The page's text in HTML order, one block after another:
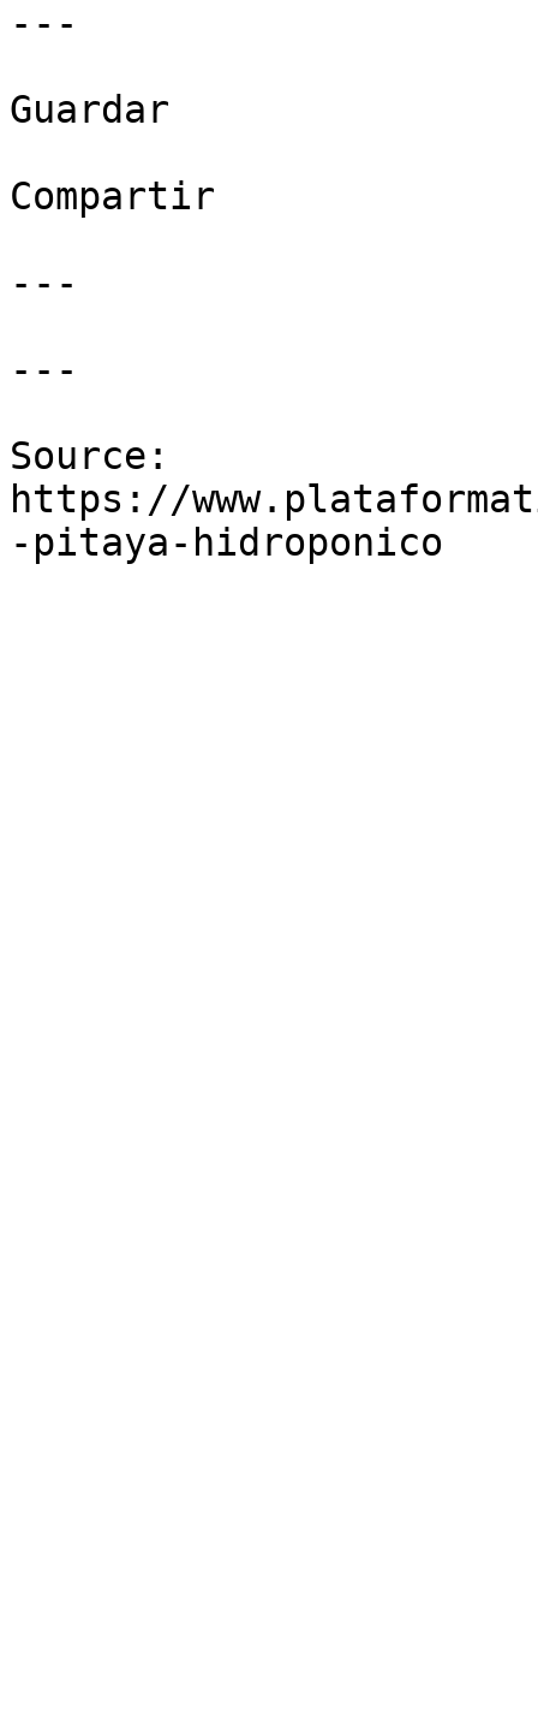
---
Guardar
Compartir
---
---
Source:
https://